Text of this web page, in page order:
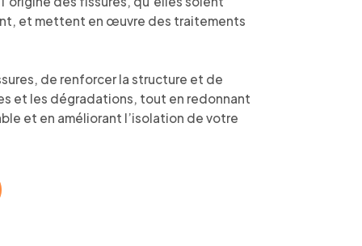
et mettent en œuvre des traitements
de renforcer la structure et de
et les dégradations, tout en redonnant
et en améliorant l’isolation de votre